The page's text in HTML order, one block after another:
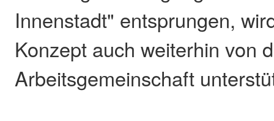
Innenstadt" entsprungen,
Konzept auch weiterhin von
Arbeitsgemeinschaft